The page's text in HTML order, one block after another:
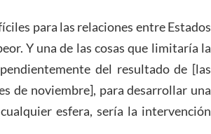
para las relaciones entre Estados
Y una de las cosas que limitaría la
del resultado de [las
de noviembre], para desarrollar una
esfera, sería la intervención